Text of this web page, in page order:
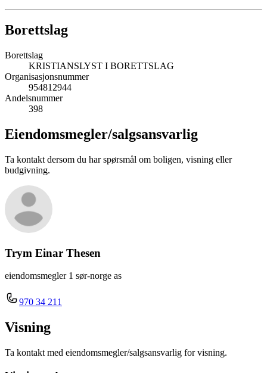
Borettslag
Borettslag
KRISTIANSLYST I BORETTSLAG
Organisasjonsnummer
954812944
Andelsnummer
398
Eiendomsmegler/salgsansvarlig
Ta kontakt dersom du har spørsmål om boligen, visning eller
budgivning.
Trym Einar Thesen
eiendomsmegler 1 sør-norge as
970 34 211
Visning
Ta kontakt med eiendomsmegler/salgsansvarlig for visning.